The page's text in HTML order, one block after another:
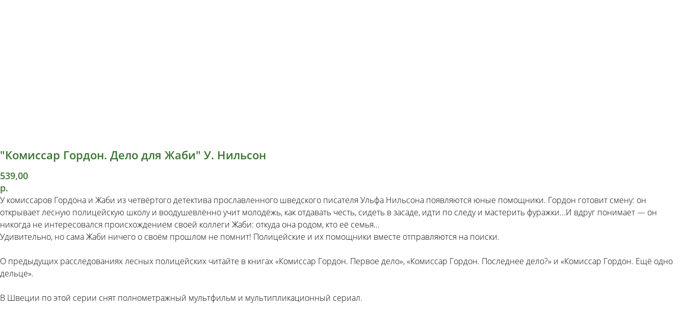
"Комиссар Гордон. Дело для Жаби" У. Нильсон
539,00
р.
У комиссаров Гордона и Жаби из четвёртого детектива прославленного шведского писателя Ульфа Нильсона появляются юные помощники. Гордон готовит смену: он
открывает лесную полицейскую школу и воодушевлённо учит молодёжь, как отдавать честь, сидеть в засаде, идти по следу и мастерить фуражки...И вдруг понимает — он
никогда не интересовался происхождением своей коллеги Жаби: откуда она родом, кто её семья...
Удивительно, но сама Жаби ничего о своём прошлом не помнит! Полицейские и их помощники вместе отправляются на поиски.
О предыдущих расследованиях лесных полицейских читайте в книгах «Комиссар Гордон. Первое дело», «Комиссар Гордон. Последнее дело?» и «Комиссар Гордон. Ещё одно
дельце».
В Швеции по этой серии снят полнометражный мультфильм и мультипликационный сериал.